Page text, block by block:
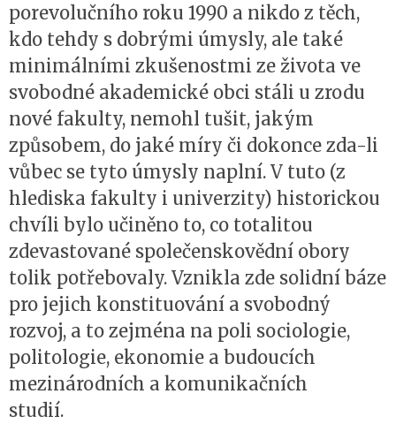
porevolučního roku 1990 a nikdo z těch,
kdo tehdy s dobrými úmysly, ale také
minimálními zkušenostmi ze života ve
svobodné akademické obci stáli u zrodu
nové fakulty, nemohl tušit, jakým
způsobem, do jaké míry či dokonce zda-li
vůbec se tyto úmysly naplní. V tuto (z
hlediska fakulty i univerzity) historickou
chvíli bylo učiněno to, co totalitou
zdevastované společenskovědní obory
tolik potřebovaly. Vznikla zde solidní báze
pro jejich konstituování a svobodný
rozvoj, a to zejména na poli sociologie,
politologie, ekonomie a budoucích
mezinárodních a komunikačních